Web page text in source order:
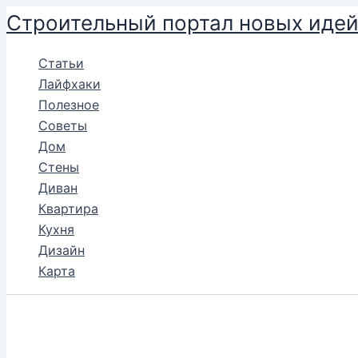
Перейти
к
содержимому
Строительный портал новых идей
Статьи
Лайфхаки
Полезное
Советы
Дом
Стены
Диван
Квартира
Кухня
Дизайн
Карта